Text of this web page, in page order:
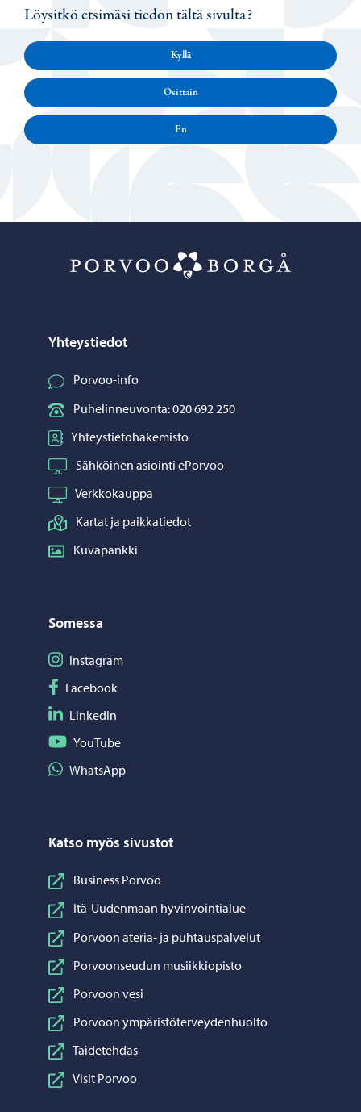
Löysitkö etsimäsi tiedon tältä sivulta?
Kyllä
Osittain
En
Yhteystiedot
Porvoo-info
Puhelinneuvonta: 020 692 250
Yhteystietohakemisto
Sähköinen asiointi ePorvoo
Verkkokauppa
Kartat ja paikkatiedot
Kuvapankki
Somessa
Seuraa Instagram
Instagram
Seuraa Facebook
Facebook
Seuraa LinkedIn
LinkedIn
Seuraa YouTube
YouTube
Jaa WhatsApp
WhatsApp
Katso myös sivustot
Business Porvoo
Itä-Uudenmaan hyvinvointialue
Porvoon ateria- ja puhtauspalvelut
Porvoonseudun musiikkiopisto
Porvoon vesi
Porvoon ympäristöterveydenhuolto
Taidetehdas
Visit Porvoo